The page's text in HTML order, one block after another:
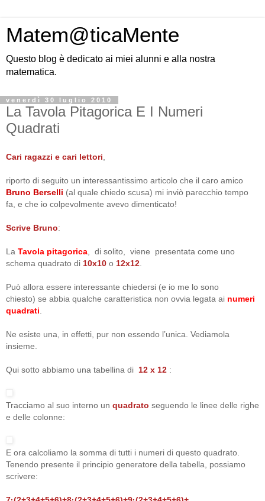
Matem@ticaMente
Questo blog è dedicato ai miei alunni e alla nostra
matematica.
venerdì 30 luglio 2010
La Tavola Pitagorica E I Numeri
Quadrati
Cari ragazzi e cari lettori
riporto di seguito un interessantissimo articolo che il caro amico
Bruno Berselli (al quale chiedo scusa) mi inviò parecchio tempo
fa, e che io colpevolmente avevo dimenticato!
Scrive Bruno:
La Tavola pitagorica , di solito, viene presentata come uno
schema quadrato di 10x10 o 12x12
Può allora essere interessante chiedersi (e io me lo sono
chiesto) se abbia qualche caratteristica non ovvia legata ai numeri
quadrati
Ne esiste una, in effetti, pur non essendo l’unica. Vediamola
insieme.
Qui sotto abbiamo una tabellina di 12 x 12 :
Tracciamo al suo interno un quadrato seguendo le linee delle righe
e delle colonne:
E ora calcoliamo la somma di tutti i numeri di questo quadrato.
Tenendo presente il principio generatore della tabella, possiamo
scrivere: